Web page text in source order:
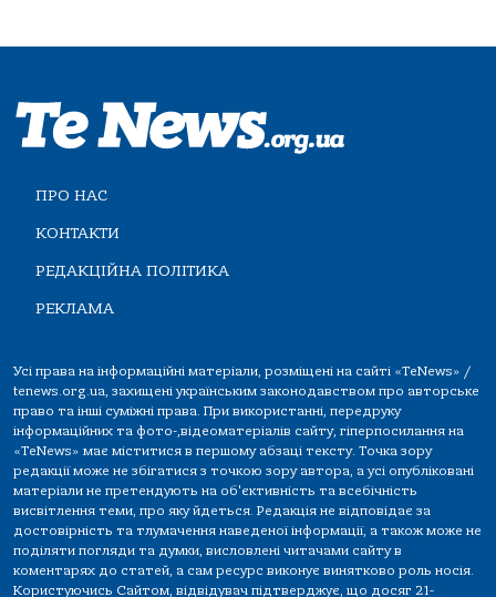
ПРО НАС
КОНТАКТИ
РЕДАКЦІЙНА ПОЛІТИКА
РЕКЛАМА
Усі права на інформаційні матеріали, розміщені на сайті «TeNews» /
tenews.org.ua, захищені українським законодавством про авторське
право та інші суміжні права. При використанні, передруку
інформаційних та фото-,відеоматеріалів сайту, гіперпосилання на
«TeNews» має міститися в першому абзаці тексту. Точка зору
редакції може не збігатися з точкою зору автора, а усі опубліковані
матеріали не претендують на об'єктивність та всебічність
висвітлення теми, про яку йдеться. Редакція не відповідає за
достовірність та тлумачення наведеної інформації, а також може не
поділяти погляди та думки, висловлені читачами сайту в
коментарях до статей, а сам ресурс виконує винятково роль носія.
Користуючись Сайтом, відвідувач підтверджує, що досяг 21-